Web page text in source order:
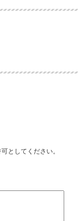
としてください。